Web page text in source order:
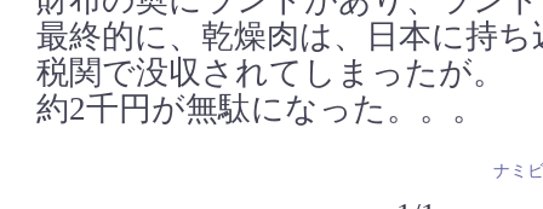
最終的に、乾燥肉は、日本に持
税関で没収されてしまったが。
約2千円が無駄になった。。。
ナミ